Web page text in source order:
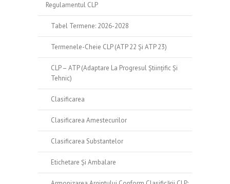
Regulamentul CLP
Tabel Termene: 2026-2028
Termenele-Cheie CLP (ATP 22 Și ATP 23)
CLP – ATP (Adaptare La Progresul Științific Și
Tehnic)
Clasificarea
Clasificarea Amestecurilor
Clasificarea Substantelor
Etichetare Și Ambalare